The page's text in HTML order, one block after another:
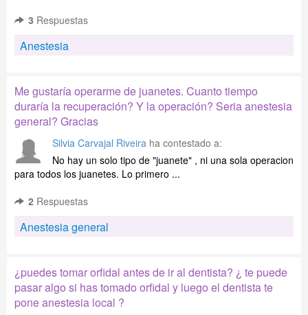
3 Respuestas
Anestesia
Me gustaría operarme de juanetes. Cuanto tiempo
duraría la recuperación? Y la operación? Seria anestesia
general? Gracias
Silvia Carvajal Riveira ha contestado a:
No hay un solo tipo de "juanete" , ni una sola operacion
para todos los juanetes. Lo primero ...
2 Respuestas
Anestesia general
¿puedes tomar orfidal antes de ir al dentista? ¿ te puede
pasar algo si has tomado orfidal y luego el dentista te
pone anestesia local ?